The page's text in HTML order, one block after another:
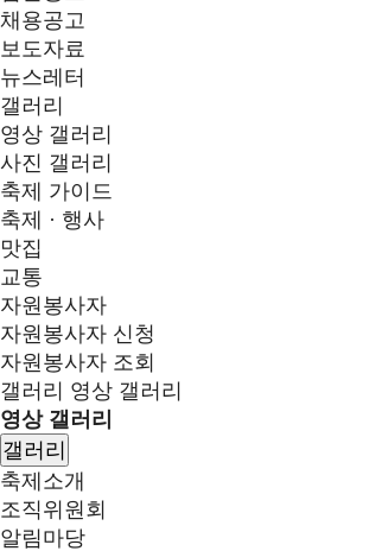
채용공고
보도자료
뉴스레터
갤러리
영상 갤러리
사진 갤러리
축제 가이드
축제 · 행사
맛집
교통
자원봉사자
자원봉사자 신청
자원봉사자 조회
갤러리 영상 갤러리
영상 갤러리
갤러리
축제소개
조직위원회
알림마당